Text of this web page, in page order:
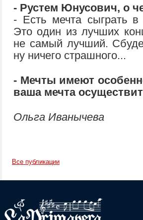
- Рустем Юнусович, о
- Есть мечта сыграть
Это один из лучших
не самый лучший.
ну ничего страшного...
- Мечты имеют
ваша мечта
Ольга Иванычева
Все публикации